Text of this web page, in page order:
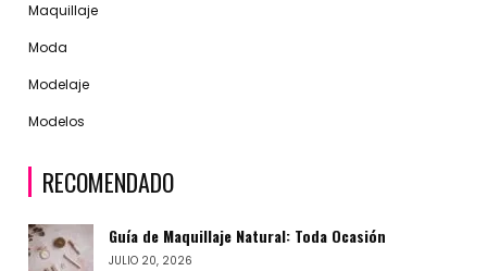
Maquillaje
Moda
Modelaje
Modelos
RECOMENDADO
Guía de Maquillaje Natural: Toda Ocasión
JULIO 20, 2026